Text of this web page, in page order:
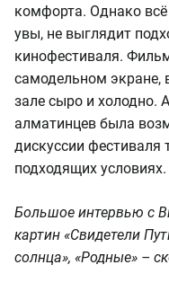
комфорта. Однако
увы, не выглядит
кинофестиваля.
самодельном экране,
зале сыро и холодно.
алматинцев была
дискуссии фестиваля
подходящих условиях.
Большое интервью с
картин «Свидетели
солнца», «Родные» –